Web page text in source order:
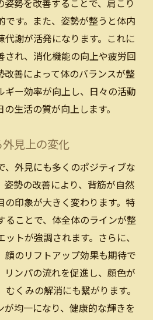
姿勢を改善することで、肩こり
です。また、姿勢が整うと体内
代謝が活発になります。これに
され、消化機能の向上や疲労回
改善によって体のバランスが整
ギー効率が向上し、日々の活動
生活の質が向上します。
見上の変化
、外見にも多くのポジティブな
姿勢の改善により、背筋が自然
の印象が大きく変わります。特
ることで、体全体のラインが整
トが強調されます。さらに、
顔のリフトアップ効果も期待で
リンパの流れを促進し、顔色が
くみの解消にも繋がります。
が均一になり、健康的な輝きを